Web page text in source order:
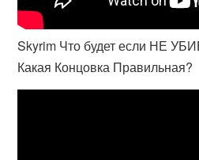
Skyrim Что будет если НЕ
Какая Концовка Правильная?